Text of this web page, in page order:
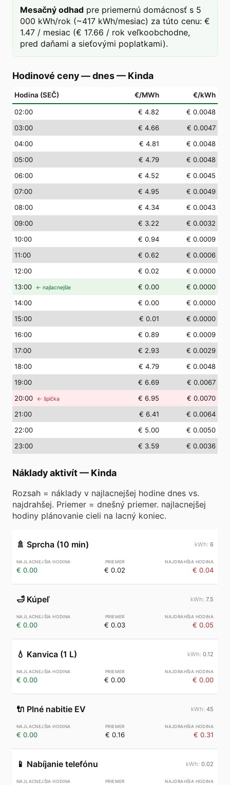
Mesačný odhad pre priemernú domácnosť s 5
000 kWh/rok (~417 kWh/mesiac) za túto cenu: €
1.47 / mesiac (€ 17.66 / rok veľkoobchodne,
pred daňami a sieťovými poplatkami).
Hodinové ceny — dnes— Kinda
Hodina (SEČ) €/MWh €/kWh
02:00 € 4.82
€ 0.0048
03:00 € 4.66
€ 0.0047
04:00 € 4.81
€ 0.0048
05:00 € 4.79
€ 0.0048
06:00 € 4.52
€ 0.0045
07:00 € 4.95
€ 0.0049
08:00 € 4.34
€ 0.0043
09:00 € 3.22
€ 0.0032
10:00 € 0.94
€ 0.0009
11:00 € 0.62
€ 0.0006
12:00 € 0.02
€ 0.0000
13:00 ← najlacnejšie € 0.00
€ 0.0000
14:00 € 0.00
€ 0.0000
15:00 € 0.01
€ 0.0000
16:00 € 0.89
€ 0.0009
17:00 € 2.93
€ 0.0029
18:00 € 4.79
€ 0.0048
19:00 € 6.69
€ 0.0067
20:00 ← špička € 6.95
€ 0.0070
21:00 € 6.41
€ 0.0064
22:00 € 5.00
€ 0.0050
23:00 € 3.59 € 0.0036
Náklady aktivít— Kinda
Rozsah = náklady v najlacnejšej hodine dnes vs.
najdrahšej. Priemer = dnešný priemer. najlacnejšej
hodiny plánovanie cieli na lacný koniec.
🚿 Sprcha (10 min) 6
€ 0.00 € 0.02 € 0.04
🛁 Kúpeľ 7.5
€ 0.00 € 0.03 € 0.05
💧 Kanvica (1 L) 0.12
€ 0.00 € 0.00 € 0.00
🔌 Plné nabitie EV 45
€ 0.00 € 0.16 € 0.31
📱 Nabíjanie telefónu 0.02